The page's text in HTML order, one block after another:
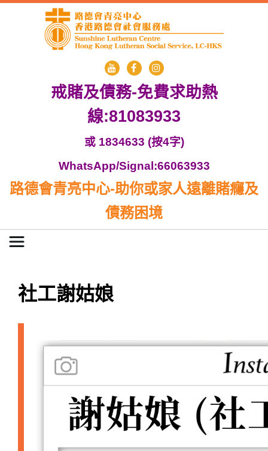
戒賭及債務-免費求助熱
線:81083933
或 1834633 (按4字)
WhatsApp/Signal:66063933
路德會青亮中心-助你或家人遠離賭癮及
債務困境
社工謝姑娘